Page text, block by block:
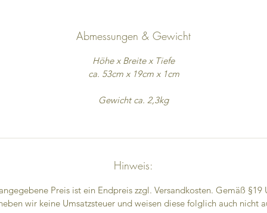
Abmessungen & Gewicht
Höhe x Breite x Tiefe
ca. 53cm x 19cm x 1cm
Gewicht ca. 2,3kg
Hinweis:
Preis ist ein Endpreis zzgl. Versandkosten. Gemäß §19
wir keine Umsatzsteuer und weisen diese folglich auch nicht